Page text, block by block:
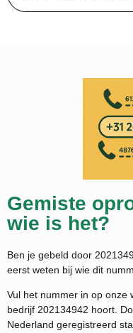
Gemiste
wie is het?
Ben je gebeld door
eerst weten bij wie dit
Vul het nummer in op onze
bedrijf 202134942 hoort.
Nederland geregistreerd